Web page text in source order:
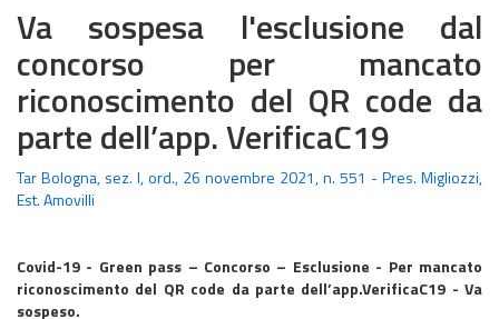
Va sospesa l'esclusione dal
concorso per mancato
riconoscimento del QR code da
parte dell’app. VerificaC19
Tar Bologna, sez. I, ord., 26 novembre 2021, n. 551 - Pres. Migliozzi,
Est. Amovilli
Covid-19 - Green pass – Concorso – Esclusione - Per mancato
riconoscimento del QR code da parte dell’app.VerificaC19 - Va
sospeso.